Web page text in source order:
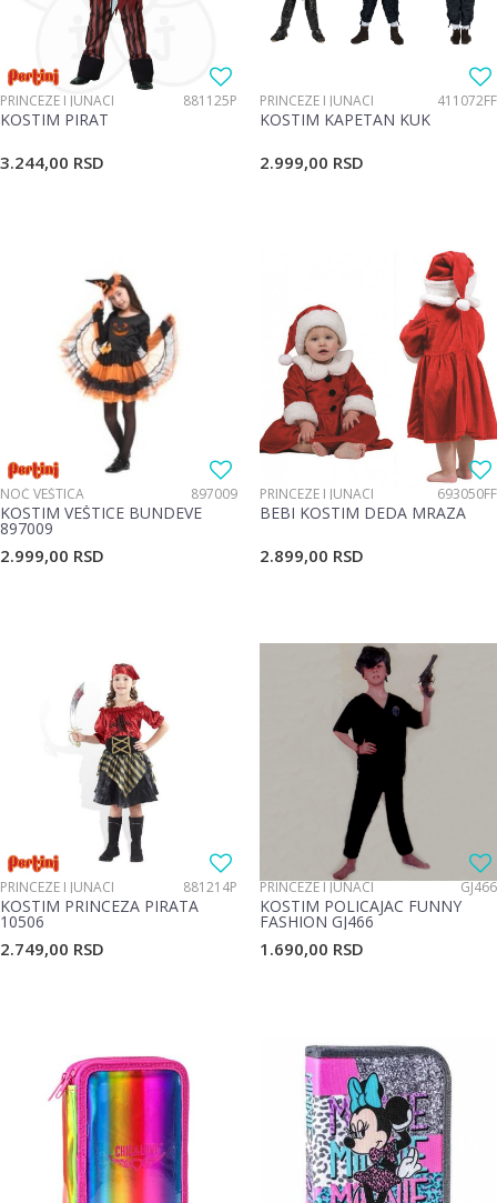
PRINCEZE I JUNACI 881125P
KOSTIM PIRAT
3.244,00 RSD
PRINCEZE I JUNACI 411072FF
KOSTIM KAPETAN KUK
2.999,00 RSD
NOĆ VEŠTICA 897009
KOSTIM VEŠTICE BUNDEVE
897009
2.999,00 RSD
PRINCEZE I JUNACI 693050FF
BEBI KOSTIM DEDA MRAZA
2.899,00 RSD
PRINCEZE I JUNACI 881214P
KOSTIM PRINCEZA PIRATA
10506
2.749,00 RSD
PRINCEZE I JUNACI GJ466
KOSTIM POLICAJAC FUNNY
FASHION GJ466
1.690,00 RSD